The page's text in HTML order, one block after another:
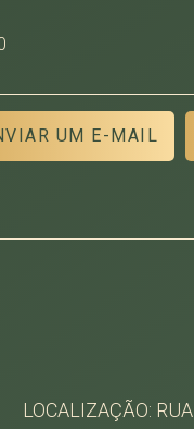
UM E-MAIL
LOCALIZAÇÃO: